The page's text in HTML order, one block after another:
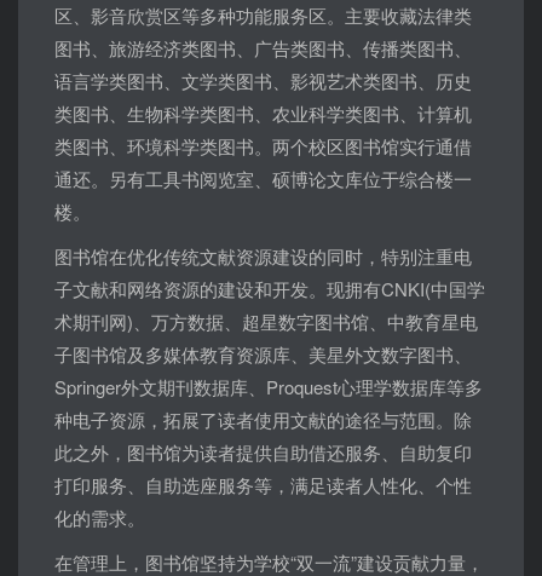
区、影音欣赏区等多种功能服务区。主要收藏法律类
图书、旅游经济类图书、广告类图书、传播类图书、
语言学类图书、文学类图书、影视艺术类图书、历史
类图书、生物科学类图书、农业科学类图书、计算机
类图书、环境科学类图书。两个校区图书馆实行通借
通还。另有工具书阅览室、硕博论文库位于综合楼一
楼。
图书馆在优化传统文献资源建设的同时，特别注重电
子文献和网络资源的建设和开发。现拥有CNKI(中国学
术期刊网)、万方数据、超星数字图书馆、中教育星电
子图书馆及多媒体教育资源库、美星外文数字图书、
Springer外文期刊数据库、Proquest心理学数据库等多
种电子资源，拓展了读者使用文献的途径与范围。除
此之外，图书馆为读者提供自助借还服务、自助复印
打印服务、自助选座服务等，满足读者人性化、个性
化的需求。
在管理上，图书馆坚持为学校“双一流”建设贡献力量，